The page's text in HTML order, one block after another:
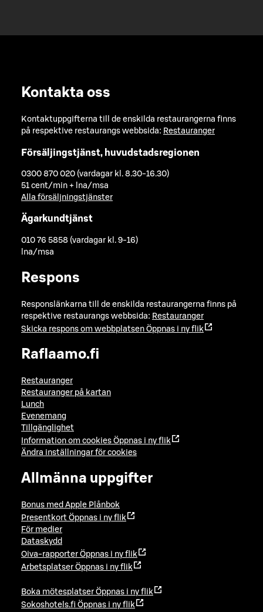
Kontakta oss
Kontaktuppgifterna till de enskilda restaurangerna finns
på respektive restaurangs webbsida: Restauranger
Försäljingstjänst, huvudstadsregionen
0300 870 020 (vardagar kl. 8.30-16.30)
51 cent/min + lna/msa
Alla försäljningstjänster
Ägarkundtjänst
010 76 5858 (vardagar kl. 9-16)
lna/msa
Respons
Responslänkarna till de enskilda restaurangerna finns på
respektive restaurangs webbsida: Restauranger
Skicka respons om webbplatsen Öppnas i ny flik
Raflaamo.fi
Restauranger
Restauranger på kartan
Lunch
Evenemang
Tillgänglighet
Information om cookies Öppnas i ny flik
Ändra inställningar för cookies
Allmänna uppgifter
Bonus med Apple Plånbok
Presentkort Öppnas i ny flik
För medier
Dataskydd
Oiva-rapporter Öppnas i ny flik
Arbetsplatser Öppnas i ny flik
Boka mötesplatser Öppnas i ny flik
Sokoshotels.fi Öppnas i ny flik